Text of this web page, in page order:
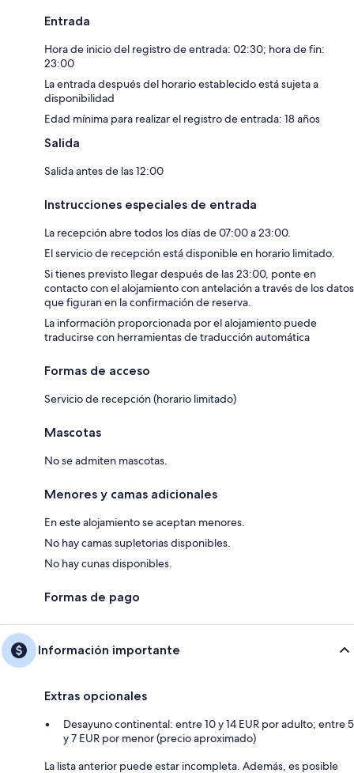
Entrada
Hora de inicio del registro de entrada: 02:30; hora de fin:
23:00
La entrada después del horario establecido está sujeta a
disponibilidad
Edad mínima para realizar el registro de entrada: 18 años
Salida
Salida antes de las 12:00
Instrucciones especiales de entrada
La recepción abre todos los días de 07:00 a 23:00.
El servicio de recepción está disponible en horario limitado.
Si tienes previsto llegar después de las 23:00, ponte en
contacto con el alojamiento con antelación a través de los datos
que figuran en la confirmación de reserva.
La información proporcionada por el alojamiento puede
traducirse con herramientas de traducción automática
Formas de acceso
Servicio de recepción (horario limitado)
Mascotas
No se admiten mascotas.
Menores y camas adicionales
En este alojamiento se aceptan menores.
No hay camas supletorias disponibles.
No hay cunas disponibles.
Formas de pago
Información importante
Extras opcionales
Desayuno continental: entre 10 y 14 EUR por adulto; entre 5
y 7 EUR por menor (precio aproximado)
La lista anterior puede estar incompleta. Además, es posible